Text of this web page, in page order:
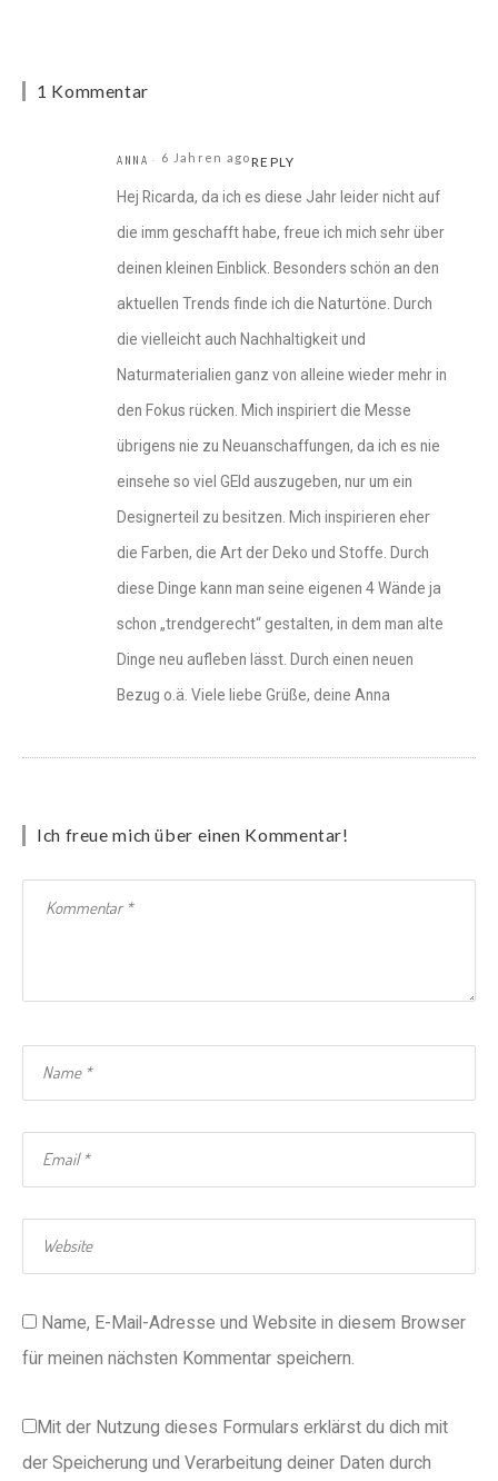
1 Kommentar
ANNA 6 Jahren agoREPLY
Hej Ricarda, da ich es diese Jahr leider nicht auf
die imm geschafft habe, freue ich mich sehr über
deinen kleinen Einblick. Besonders schön an den
aktuellen Trends finde ich die Naturtöne. Durch
die vielleicht auch Nachhaltigkeit und
Naturmaterialien ganz von alleine wieder mehr in
den Fokus rücken. Mich inspiriert die Messe
übrigens nie zu Neuanschaffungen, da ich es nie
einsehe so viel GEld auszugeben, nur um ein
Designerteil zu besitzen. Mich inspirieren eher
die Farben, die Art der Deko und Stoffe. Durch
diese Dinge kann man seine eigenen 4 Wände ja
schon „trendgerecht“ gestalten, in dem man alte
Dinge neu aufleben lässt. Durch einen neuen
Bezug o.ä. Viele liebe Grüße, deine Anna
Ich freue mich über einen Kommentar!
Name, E-Mail-Adresse und Website in diesem Browser
für meinen nächsten Kommentar speichern.
Mit der Nutzung dieses Formulars erklärst du dich mit
der Speicherung und Verarbeitung deiner Daten durch